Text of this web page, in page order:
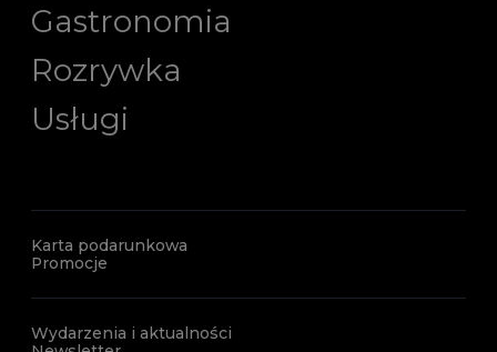
Gastronomia
Rozrywka
Usługi
Karta podarunkowa
Promocje
Wydarzenia i aktualności